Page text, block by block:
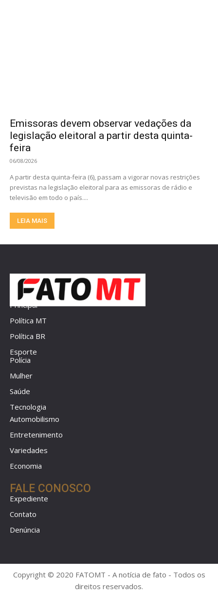
Emissoras devem observar vedações da
legislação eleitoral a partir desta quinta-
feira
06/08/2026
A partir desta quinta-feira (6), passam a vigorar novas restrições
previstas na legislação eleitoral para as emissoras de rádio e
televisão em todo o país....
LEIA MAIS
Principal
Política MT
Política BR
Esporte
Polícia
Mulher
Saúde
Tecnologia
Automobilismo
Entretenimento
Variedades
Economia
FALE CONOSCO
Expediente
Contato
Denúncia
Copyright © 2020 FATOMT - A notícia de fato - Todos os
direitos reservados.